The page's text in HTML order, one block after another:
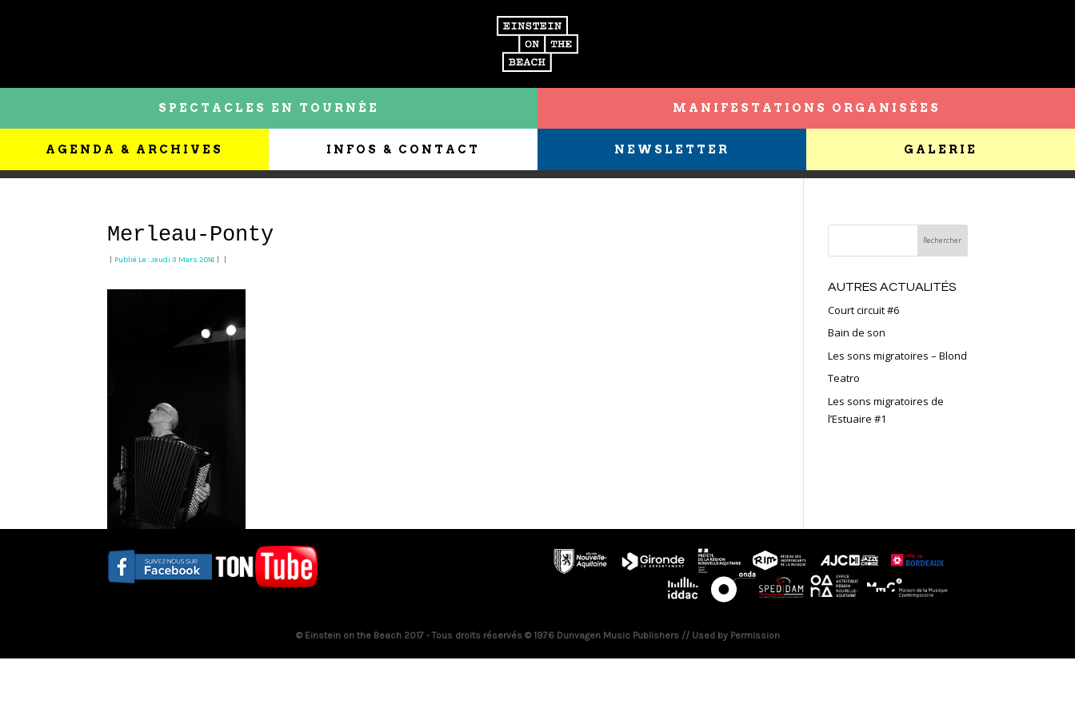
SPECTACLES EN TOURNÉE MANIFESTATIONS ORGANISÉES
AGENDA & ARCHIVES INFOS & CONTACT NEWSLETTER GALERIE
Merleau-Ponty
Publié Le : Jeudi 3 Mars 2016
AUTRES ACTUALITÉS
Court circuit #6
Bain de son
Les sons migratoires – Blond
Teatro
Les sons migratoires de
l’Estuaire #1
© Einstein on the Beach 2017 - Tous droits réservés © 1976 Dunvagen Music Publishers // Used by Permission